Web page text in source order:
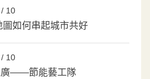
10
如何串起城市共好
10
廣——節能藝工隊